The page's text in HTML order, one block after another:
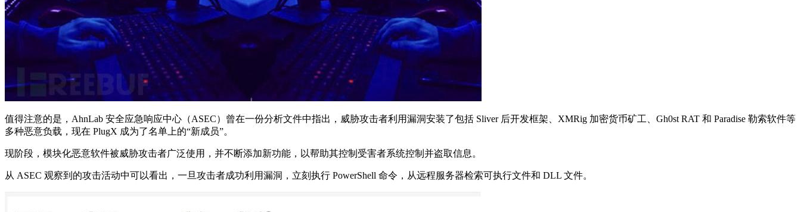
值得注意的是，AhnLab 安全应急响应中心（ASEC）曾在一份分析文件中指出，威胁攻击者利用漏洞安装了包括 Sliver 后开发框架、XMRig 加密货币矿工、Gh0st RAT 和 Paradise 勒索软件等
多种恶意负载，现在 PlugX 成为了名单上的“新成员”。
现阶段，模块化恶意软件被威胁攻击者广泛使用，并不断添加新功能，以帮助其控制受害者系统控制并盗取信息。
从 ASEC 观察到的攻击活动中可以看出，一旦攻击者成功利用漏洞，立刻执行 PowerShell 命令，从远程服务器检索可执行文件和 DLL 文件。